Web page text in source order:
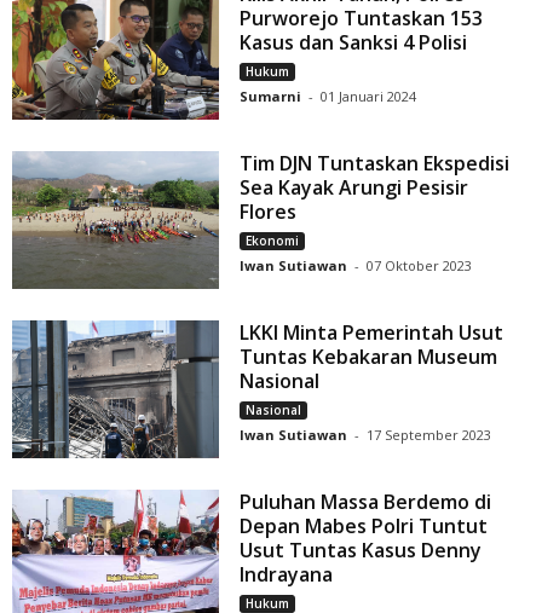
Purworejo Tuntaskan 153
Kasus dan Sanksi 4 Polisi
Hukum
Sumarni - 01 Januari 2024
Tim DJN Tuntaskan Ekspedisi
Sea Kayak Arungi Pesisir
Flores
Ekonomi
Iwan Sutiawan - 07 Oktober 2023
LKKI Minta Pemerintah Usut
Tuntas Kebakaran Museum
Nasional
Nasional
Iwan Sutiawan - 17 September 2023
Puluhan Massa Berdemo di
Depan Mabes Polri Tuntut
Usut Tuntas Kasus Denny
Indrayana
Hukum